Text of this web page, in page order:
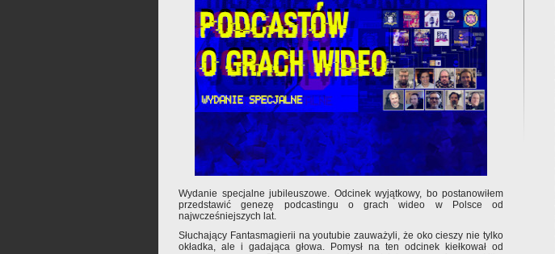
Wydanie specjalne jubileuszowe. Odcinek wyjątkowy, bo postanowiłem
przedstawić genezę podcastingu o grach wideo w Polsce od
najwcześniejszych lat.
Słuchający Fantasmagierii na youtubie zauważyli, że oko cieszy nie tylko
okładka, ale i gadająca głowa. Pomysł na ten odcinek kiełkował od